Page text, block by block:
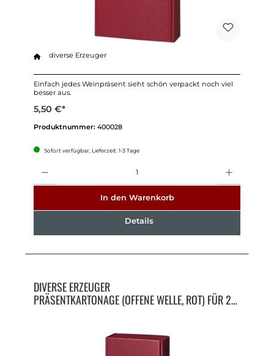
diverse Erzeuger
Einfach jedes Weinpräsent sieht schön verpackt noch viel
besser aus.
5,50 €*
Produktnummer: 400028
Sofort verfügbar, Lieferzeit: 1-3 Tage
In den Warenkorb
Details
DIVERSE ERZEUGER
PRÄSENTKARTONAGE (OFFENE WELLE, ROT) FÜR 2